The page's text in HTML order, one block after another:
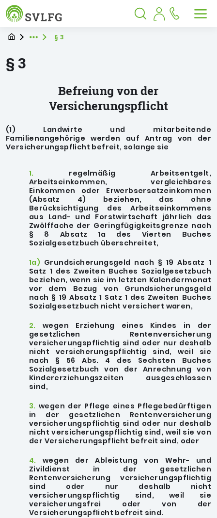
Inhalt
Suche
Springe zu: Hauptmenü
Sozialversicherung für
Suche öffnen
Suche schließen
StartpageExpand breadcrumb Navigation
Sie befinden sich hier
§ 3
§ 3
Befreiung von der
Versicherungspflicht
(1) Landwirte und mitarbeitende
Familienangehörige werden auf Antrag von der
Versicherungspflicht befreit, solange sie
1. regelmäßig Arbeitsentgelt,
Arbeitseinkommen, vergleichbares
Einkommen oder Erwerbsersatzeinkommen
(Absatz 4) beziehen, das ohne
Berücksichtigung des Arbeitseinkommens
aus Land- und Forstwirtschaft jährlich das
Zwölffache der Geringfügigkeitsgrenze nach
§ 8 Absatz 1a des Vierten Buches
Sozialgesetzbuch überschreitet,
1a) Grundsicherungsgeld nach § 19 Absatz 1
Satz 1 des Zweiten Buches Sozialgesetzbuch
beziehen, wenn sie im letzten Kalendermonat
vor dem Bezug von Grundsicherungsgeld
nach § 19 Absatz 1 Satz 1 des Zweiten Buches
Sozialgesetzbuch nicht versichert waren,
2. wegen Erziehung eines Kindes in der
gesetzlichen Rentenversicherung
versicherungspflichtig sind oder nur deshalb
nicht versicherungspflichtig sind, weil sie
nach § 56 Abs. 4 des Sechsten Buches
Sozialgesetzbuch von der Anrechnung von
Kindererziehungszeiten ausgeschlossen
sind,
3. wegen der Pflege eines Pflegebedürftigen
in der gesetzlichen Rentenversicherung
versicherungspflichtig sind oder nur deshalb
nicht versicherungspflichtig sind, weil sie von
der Versicherungspflicht befreit sind, oder
4. wegen der Ableistung von Wehr- und
Zivildienst in der gesetzlichen
Rentenversicherung versicherungspflichtig
sind oder nur deshalb nicht
versicherungspflichtig sind, weil sie
versicherungsfrei oder von der
Versicherungspflicht befreit sind.